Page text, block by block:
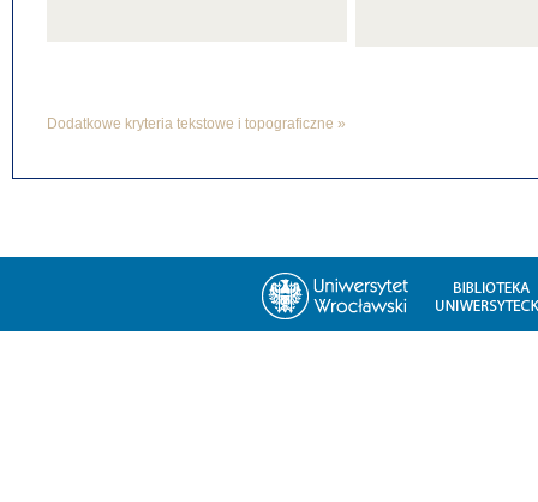
Dodatkowe kryteria tekstowe i topograficzne »